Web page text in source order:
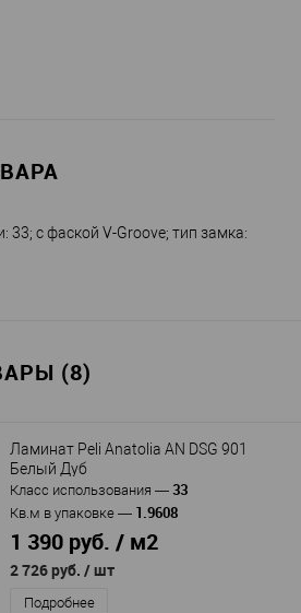
33; с фаской V-Groove; тип замка:
(8)
Ламинат Peli Anatolia AN DSG 901
Белый Дуб
Класс использования — 33
Кв.м в упаковке — 1.9608
1 390 руб. / м2
2 726 руб. / шт
Подробнее